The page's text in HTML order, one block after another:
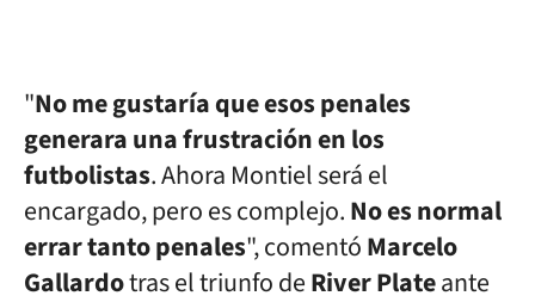
"No me gustaría que esos penales
generara una frustración en los
futbolistas. Ahora Montiel será el
encargado, pero es complejo.No es normal
errar tanto penales", comentóMarcelo
Gallardotras el triunfo deRiver Plateante